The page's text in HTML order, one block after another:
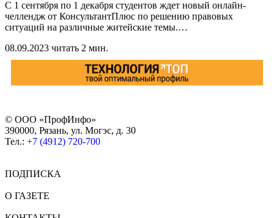
С 1 сентября по 1 декабря студентов ждет новый онлайн-
челлендж от КонсультантПлюс по решению правовых
ситуаций на различные житейские темы.…
08.09.2023 читать 2 мин.
© ООО «ПрофИнфо»
390000, Рязань, ул. Могэс, д. 30
Тел.: +7 (4912) 720-700
ПОДПИСКА
О ГАЗЕТЕ